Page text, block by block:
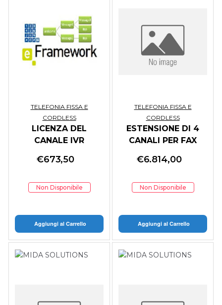
TELEFONIA FISSA E
CORDLESS
LICENZA DEL
CANALE IVR
€673,50
Non Disponibile
Aggiungi al Carrello
TELEFONIA FISSA E
CORDLESS
ESTENSIONE DI 4
CANALI PER FAX
€6.814,00
Non Disponibile
Aggiungi al Carrello